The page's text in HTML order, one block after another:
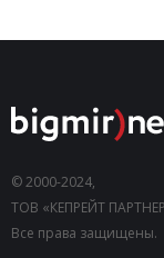
© 2000-2024,
ТОВ «КЕПРЕЙТ
Все права защищены.